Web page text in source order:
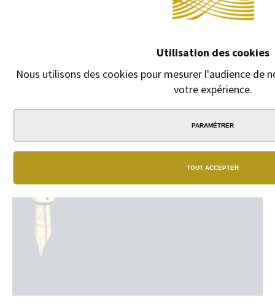
Utilisation des cookies
Nous utilisons des cookies pour mesurer l'audience
votre expérience.
PARAMÉTRER
TOUT ACCEPTER